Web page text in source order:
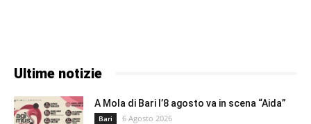
Ultime notizie
A Mola di Bari l’8 agosto va in scena “Aida”
Bari 6 Agosto 2026